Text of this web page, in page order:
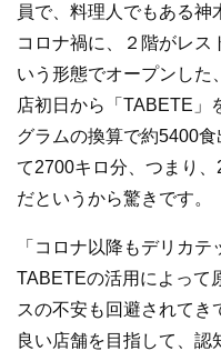
員で、料理人でもある神
コロナ禍に、２階がレス
いう形態でオープンした
店初日から「TABETE」
グラムの換算で約5400
て2700キロ分、つまり
だというから驚きです。
「コロナ以降もデリカテ
TABETEの活用によって
スの不安も回避されてき
良い店舗を目指して、認